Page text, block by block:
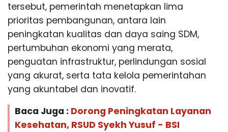
tersebut, pemerintah menetapkan lima
prioritas pembangunan, antara lain
peningkatan kualitas dan daya saing SDM,
pertumbuhan ekonomi yang merata,
penguatan infrastruktur, perlindungan sosial
yang akurat, serta tata kelola pemerintahan
yang akuntabel dan inovatif.
Baca Juga : Dorong Peningkatan Layanan
Kesehatan, RSUD Syekh Yusuf - BSI